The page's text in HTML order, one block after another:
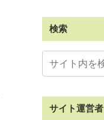
検索
サイト運営者